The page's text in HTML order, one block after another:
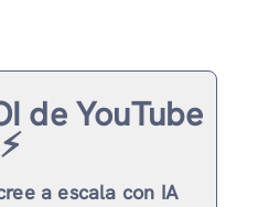
de YouTube
⚡️
a escala con IA